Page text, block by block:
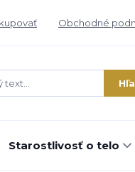
Obchodné
Starostlivosť o telo